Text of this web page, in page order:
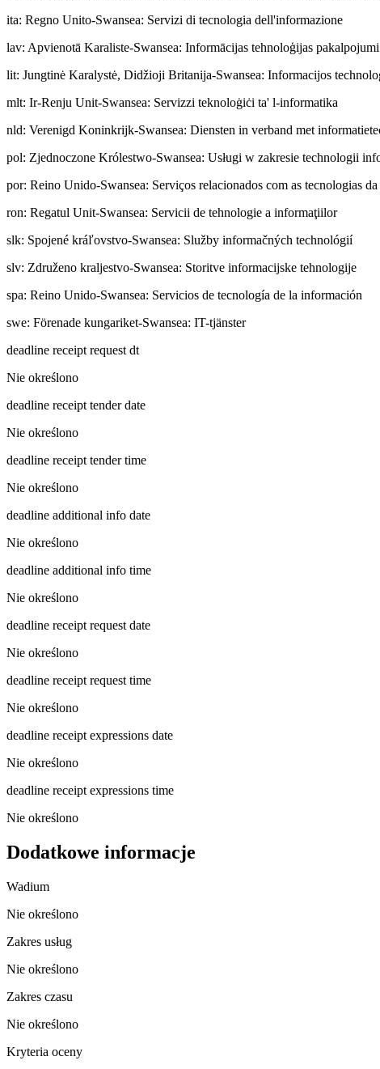
ita: Regno Unito-Swansea: Servizi di tecnologia dell'informazione
lav: Apvienotā Karaliste-Swansea: Informācijas tehnoloģijas pakalpojumi
lit: Jungtinė Karalystė, Didžioji Britanija-Swansea: Informacijos
mlt: Ir-Renju Unit-Swansea: Servizzi teknoloġiċi ta' l-informatika
nld: Verenigd Koninkrijk-Swansea: Diensten in verband met
pol: Zjednoczone Królestwo-Swansea: Usługi w zakresie technologii
por: Reino Unido-Swansea: Serviços relacionados com as tecnologias
ron: Regatul Unit-Swansea: Servicii de tehnologie a informaţiilor
slk: Spojené kráľovstvo-Swansea: Služby informačných technológií
slv: Združeno kraljestvo-Swansea: Storitve informacijske tehnologije
spa: Reino Unido-Swansea: Servicios de tecnología de la información
swe: Förenade kungariket-Swansea: IT-tjänster
deadline receipt request dt
Nie określono
deadline receipt tender date
Nie określono
deadline receipt tender time
Nie określono
deadline additional info date
Nie określono
deadline additional info time
Nie określono
deadline receipt request date
Nie określono
deadline receipt request time
Nie określono
deadline receipt expressions date
Nie określono
deadline receipt expressions time
Nie określono
Dodatkowe informacje
Wadium
Nie określono
Zakres usług
Nie określono
Zakres czasu
Nie określono
Kryteria oceny